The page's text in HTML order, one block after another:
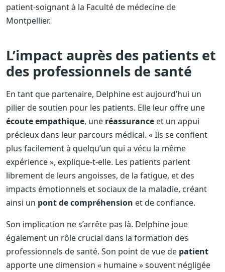
patient-soignant à la Faculté de médecine de
Montpellier.
L’impact auprès des patients et
des professionnels de santé
En tant que partenaire, Delphine est aujourd’hui un
pilier de soutien pour les patients. Elle leur offre une
écoute empathique, une réassurance et un appui
précieux dans leur parcours médical. « Ils se confient
plus facilement à quelqu’un qui a vécu la même
expérience », explique-t-elle. Les patients parlent
librement de leurs angoisses, de la fatigue, et des
impacts émotionnels et sociaux de la maladie, créant
ainsi un pont de compréhension et de confiance.
Son implication ne s’arrête pas là. Delphine joue
également un rôle crucial dans la formation des
professionnels de santé. Son point de vue de patient
apporte une dimension « humaine » souvent négligée